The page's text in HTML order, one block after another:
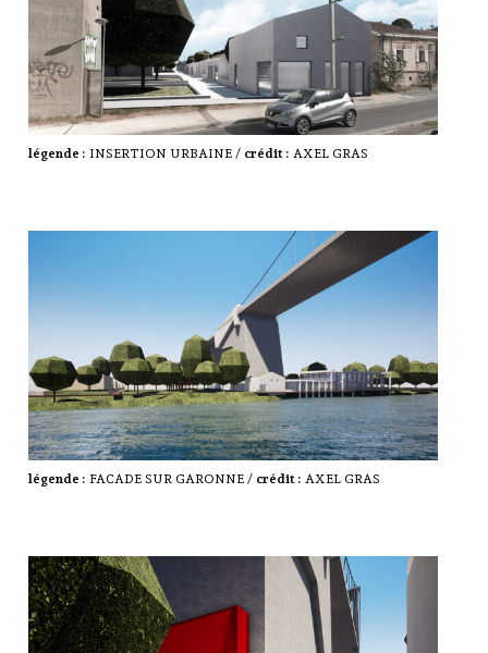
légende : INSERTION URBAINE / crédit : AXEL GRAS
légende : FACADE SUR GARONNE / crédit : AXEL GRAS